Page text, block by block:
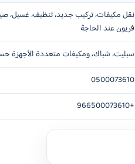
نقل مكيفات، تركيب جديد، تنظيف، غسيل،
فريون عند الحاجة
سبليت، شباك، ومكيفات متعددة الأجهزة
0500073610
+966500073610